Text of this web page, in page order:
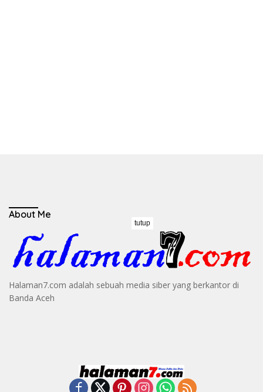
About Me
Halaman7.com adalah sebuah media siber yang berkantor di
Banda Aceh
tutup